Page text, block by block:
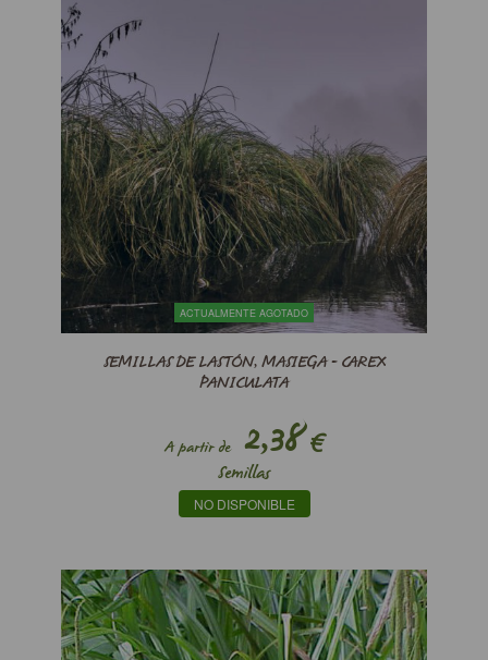
ACTUALMENTE AGOTADO
SEMILLAS DE LASTÓN, MASIEGA - CAREX
PANICULATA
A partir de2,38€
Semillas
NO DISPONIBLE